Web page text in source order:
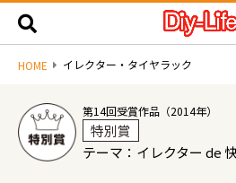
HOME イレクター・タイヤラック
第14回受賞作品（2014年）
特別賞
テーマ：イレクター de